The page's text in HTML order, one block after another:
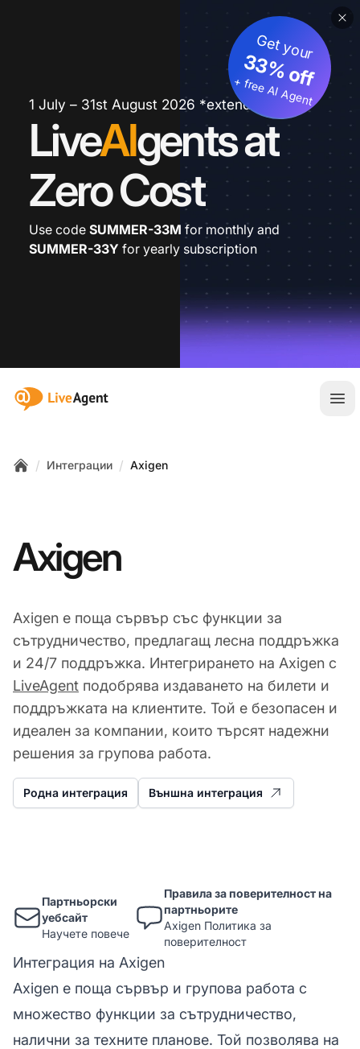
1 July – 31st August 2026 *extended
LiveAIgents at
Zero Cost
Get your
33% off
+ free AI Agent
Use code SUMMER-33M for monthly and
SUMMER-33Y for yearly subscription
:site.title
/ Интеграции / Axigen
Axigen
Axigen е поща сървър със функции за
сътрудничество, предлагащ лесна поддръжка
и 24/7 поддръжка. Интегрирането на Axigen с
LiveAgent подобрява издаването на билети и
поддръжката на клиентите. Той е безопасен и
идеален за компании, които търсят надежни
решения за групова работа.
Родна интеграция Външна интеграция
Партньорски
уебсайт
Научете повече
Правила за поверителност на
партньорите
Axigen Политика за
поверителност
Интеграция на Axigen
Axigen е поща сървър и групова работа с
множество функции за сътрудничество,
налични за техните планове. Той позволява на